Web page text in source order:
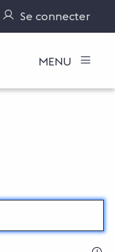
ses notifications
Se connecter
MENU